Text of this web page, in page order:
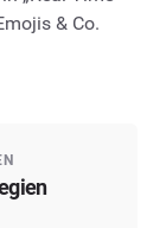
& Co.